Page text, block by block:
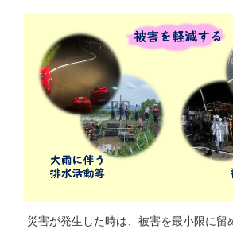
災害が発生した時は、被害を最小限に留